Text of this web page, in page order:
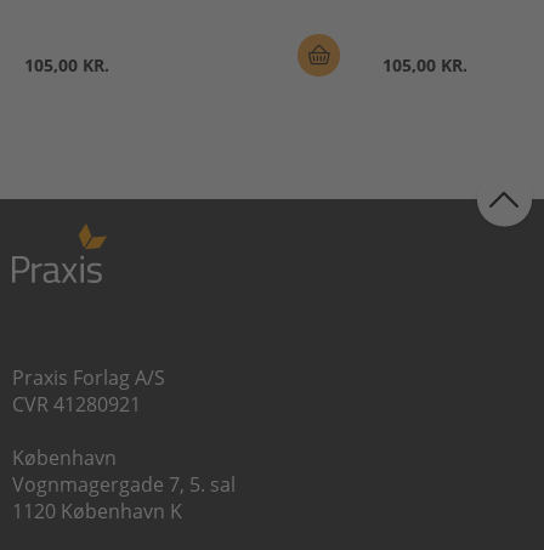
105,00 KR. 105,00 KR.
Praxis Forlag A/S
CVR 41280921
København
Vognmagergade 7, 5. sal
1120 København K